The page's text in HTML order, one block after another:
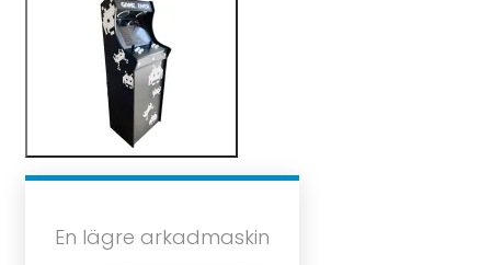
En lägre arkadmaskin